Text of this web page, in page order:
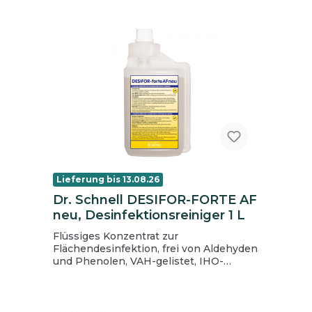
Duft- und Farbstoffen Exzellente
Reinigungseigenschaften Anwendung
mit gebrauchsfertigem Tuch: DESIFOR-
ONE WIPES (EN 16615, 4-Felder-Test)
verwenden. Vor Gebrauch stets Etikett
und Produktinformationen lesen. BAuA
Reg.-Nr.: N-63792, N-63793
Lieferung bis 13.08.26
Dr. Schnell DESIFOR-FORTE AF
neu, Desinfektionsreiniger 1 L
Flüssiges Konzentrat zur
Flächendesinfektion, frei von Aldehyden
und Phenolen, VAH-gelistet, IHO-